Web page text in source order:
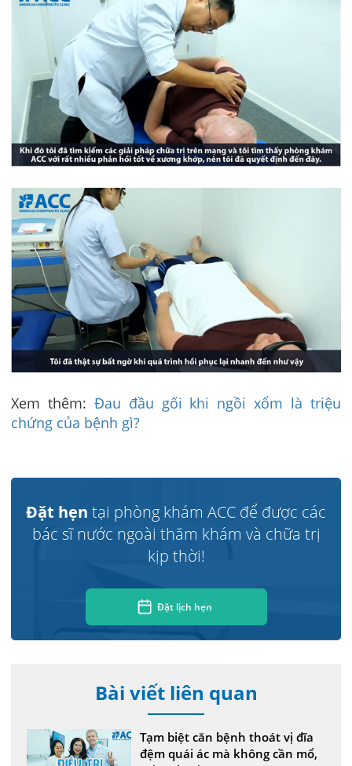
Xem thêm: Đau đầu gối khi ngồi xổm là triệu
chứng của bệnh gì?
Đặt hẹn tại phòng khám ACC để được các
bác sĩ nước ngoài thăm khám và chữa trị
kịp thời!
Đặt lịch hẹn
Bài viết liên quan
Tạm biệt căn bệnh thoát vị đĩa
đệm quái ác mà không cần mổ,